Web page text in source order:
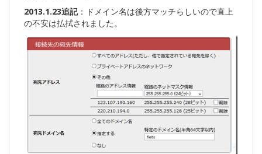
2013.1.23追記：ドメイン名は後方マッチらしいので直上
の不安は払拭されました。